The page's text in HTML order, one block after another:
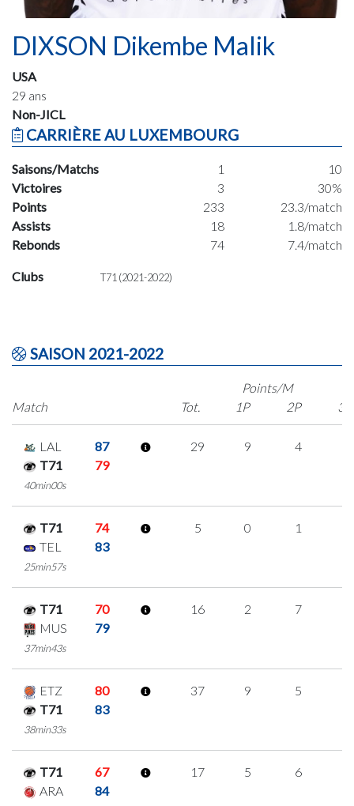
DIXSON Dikembe Malik
USA
29 ans
Non-JICL
CARRIÈRE AU LUXEMBOURG
Saisons/Matchs 1
10
Victoires
3
30%
Points
233
23.3/match
Assists
18
1.8/match
Rebonds
74 7.4/match
Clubs T71 (2021-2022)
SAISON 2021-2022
Match
Points/M
Tot.
1P 2P 3P
LAL
87
T71
79
40min00s
29 9 4
T71
74
TEL
83
25min57s
5 0 1
T71
70
MUS
79
37min43s
16 2 7
ETZ
80
T71
83
38min33s
37 9 5
T71
67
ARA
84
17 5 6